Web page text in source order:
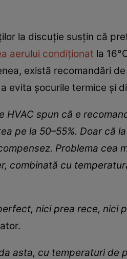
la discuție susțin că
aerului condiționat la
există recomandări
evita șocurile termice și
HVAC spun că e
pe la 50–55%. Doar că
Problema cea
combinată cu
nici prea rece,
asta, cu temperaturi de